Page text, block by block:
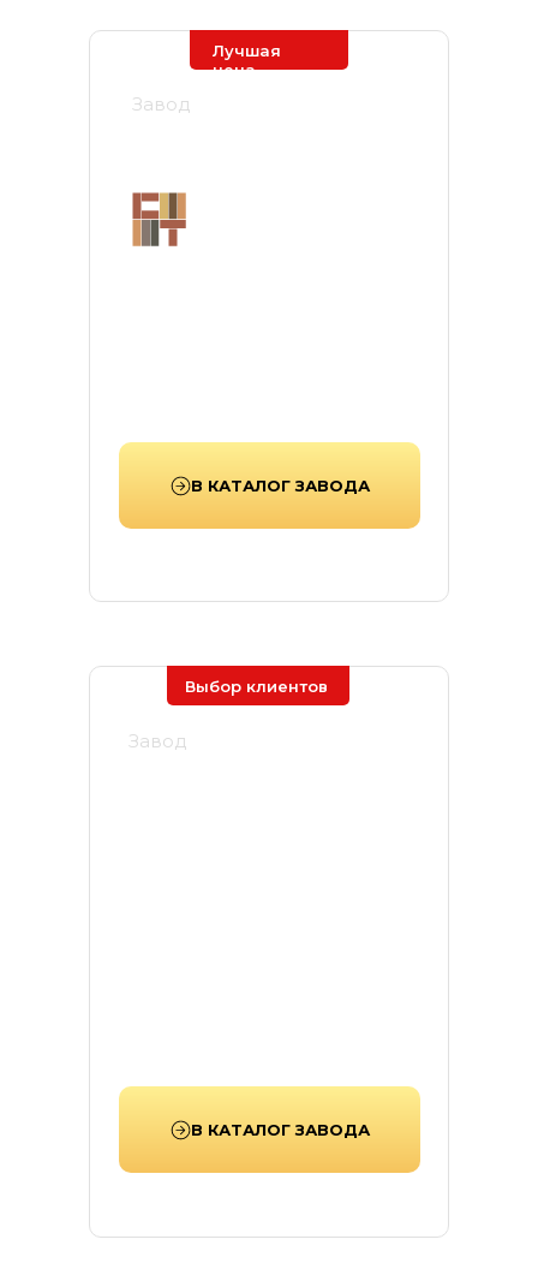
Завод
В КАТАЛОГ ЗАВОДА
Лучшая
цена
Завод
В КАТАЛОГ ЗАВОДА
Выбор клиентов